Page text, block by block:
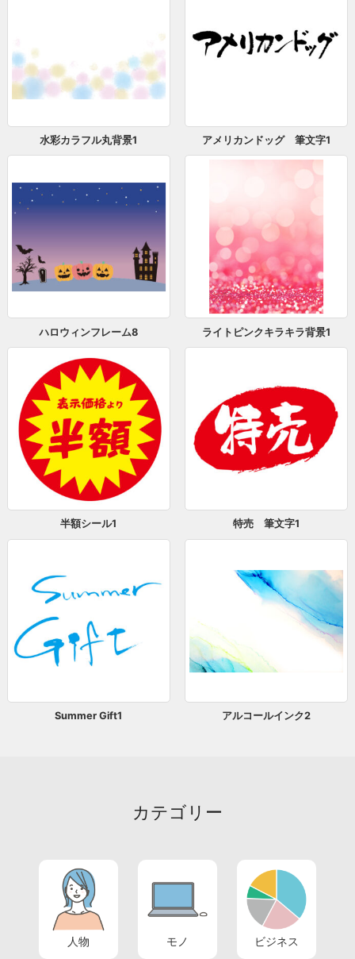
水彩カラフル丸背景1 アメリカンドッグ 筆文字1
ハロウィンフレーム8 ライトピンクキラキラ背景1
半額シール1 特売 筆文字1
Summer Gift1 アルコールインク2
カテゴリー
人物 モノ ビジネス